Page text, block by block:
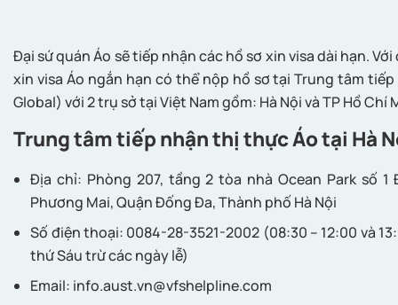
Đại sứ quán Áo sẽ tiếp nhận các hồ sơ xin visa dài hạn.
xin visa Áo ngắn hạn có thể nộp hồ sơ tại Trung tâm
Global) với 2 trụ sở tại Việt Nam gồm: Hà Nội và TP Hồ Chí
Trung tâm tiếp nhận thị thực Áo tại Hà
Địa chỉ: Phòng 207, tầng 2 tòa nhà Ocean Park số 1
Phương Mai, Quận Đống Đa, Thành phố Hà Nội
Số điện thoại: 0084-28-3521-2002 (08:30 – 12:00 và
thứ Sáu trừ các ngày lễ)
Email: info.aust.vn@vfshelpline.com